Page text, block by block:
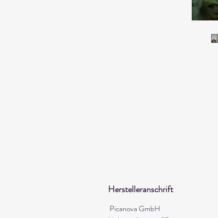
Herstelleranschrift
Picanova GmbH